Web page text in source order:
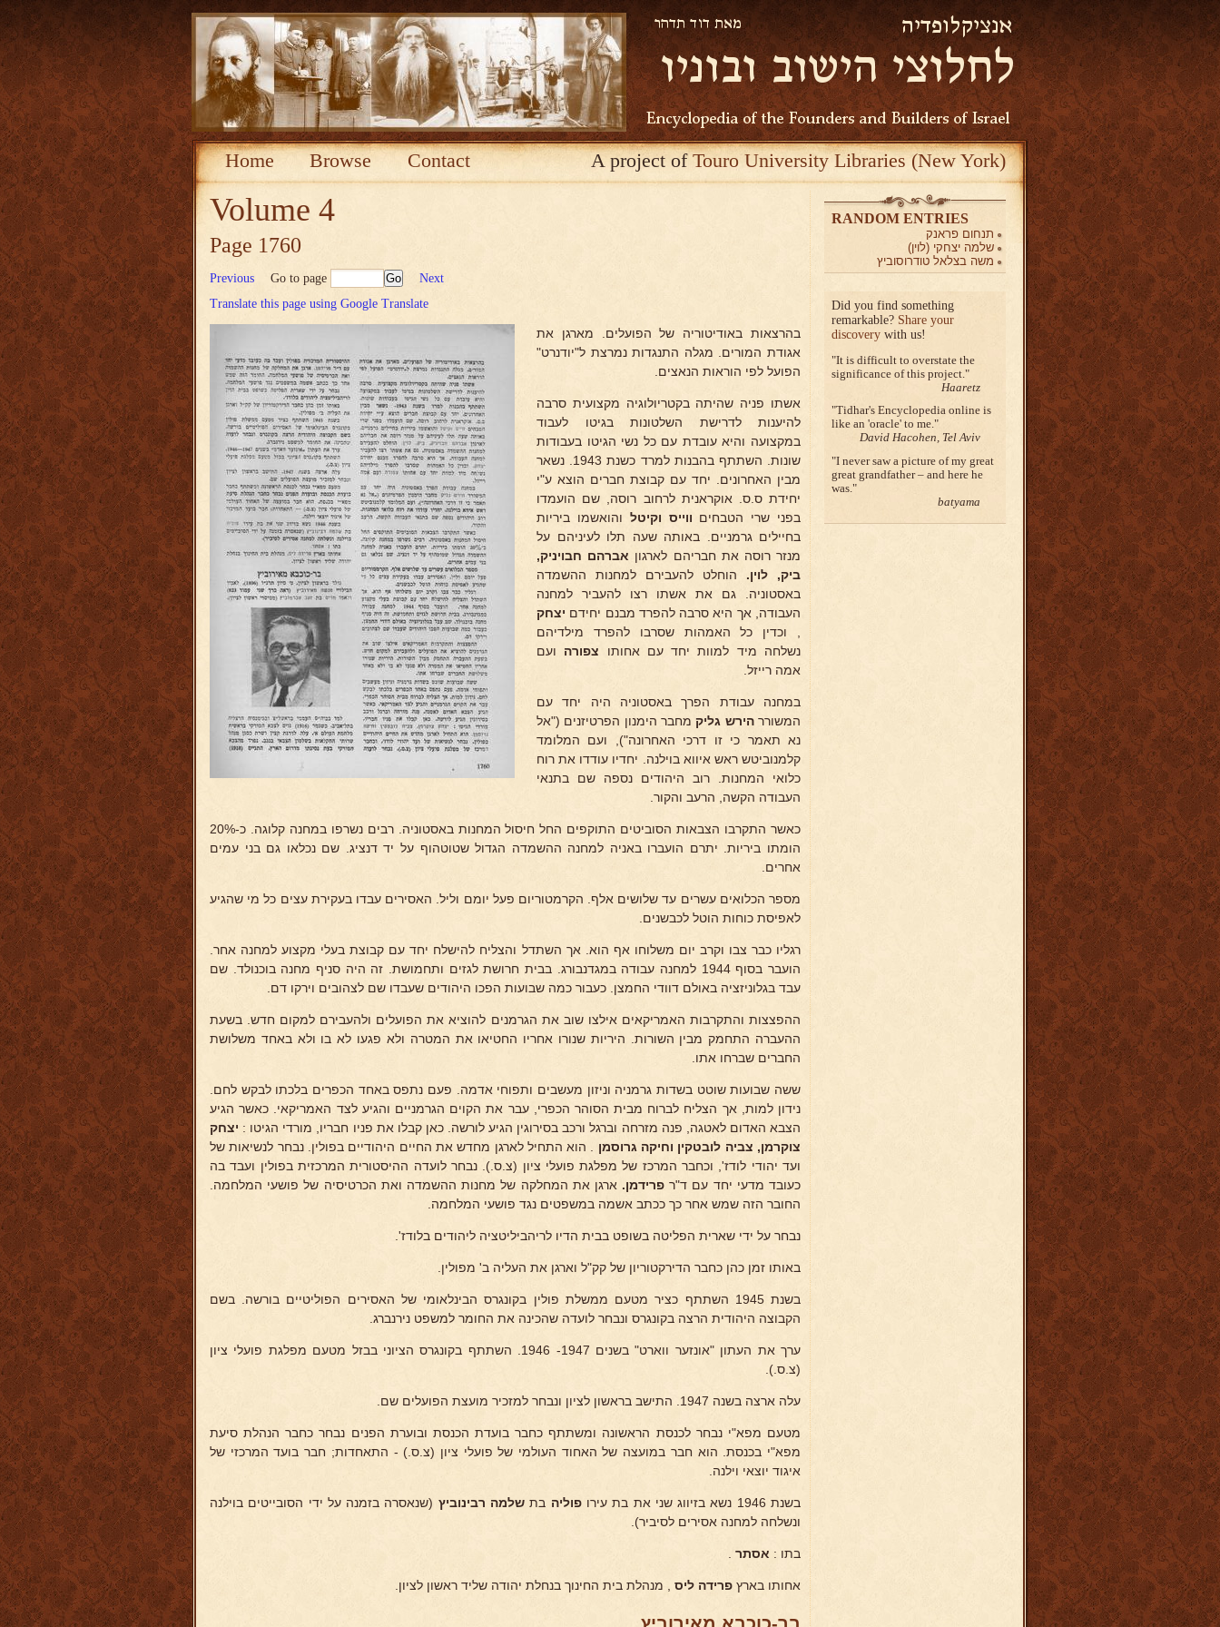
Home Browse Contact A project ofTouro University Libraries (New York)
Volume 4
Page 1760
Previous Go to page
Next
Translate this page using Google Translate
בהרצאות באודיטוריה של הפועלים. מארגן את
אגודת המורים. מגלה התנגדות נמרצת ל"יודנרט"
הפועל לפי הוראות הנאצים.
אשתו פניה שהיתה בקטריולוגיה מקצועית סרבה
להיענות לדרישת השלטונות בגיטו לעבוד
במקצועה והיא עובדת עם כל נשי הגיטו בעבודות
שונות. השתתף בהבנות למרד כשנת 1943. נשאר
מבין האחרונים. יחד עם קבוצת חברים הוצא ע"י
יחידת ס.ס. אוקראנית לרחוב רוסה, שם הועמדו
בפני שרי הטבחים ווייס וקיטל והואשמו ביריות
בחיילים גרמניים. באותה שעה תלו לעיניהם על
מנזר רוסה את חבריהם לארגון אברהם חבויניק,
ביק, לוין. הוחלט להעבירם למחנות ההשמדה
באסטוניה. גם את אשתו רצו להעביר למחנה
העבודה, אך היא סרבה להפרד מבנם יחידם יצחק
, וכדין כל האמהות שסרבו להפרד מילדיהם
נשלחה מיד למוות יחד עם אחותו צפורה ועם
אמה רייזל.
במחנה עבודת הפרך באסטוניה היה יחד עם
המשוררהירש גליק מחבר הימנון הפרטיזנים ("אל
נא תאמר כי זו דרכי האחרונה"), ועם המלומד
קלמנוביטש ראש איווא בוילנה. יחדיו עודדו את רוח
כלואי המחנות. רוב היהודים נספה שם בתנאי
העבודה הקשה, הרעב והקור.
כאשר התקרבו הצבאות הסוביטים התוקפים החל חיסול המחנות באסטוניה. רבים נשרפו במחנה קלוגה. כ-20%
הומתו ביריות. יתרם הועברו באניה למחנה ההשמדה הגדול שטוטהוף על יד דנציג. שם נכלאו גם בני עמים
אחרים.
מספר הכלואים עשרים עד שלושים אלף. הקרמטוריום פעל יומם וליל. האסירים עבדו בעקירת עצים כל מי שהגיע
לאפיסת כוחות הוטל לכבשנים.
רגליו כבר צבו וקרב יום משלוחו אף הוא. אך השתדל והצליח להישלח יחד עם קבוצת בעלי מקצוע למחנה אחר.
הועבר בסוף 1944 למחנה עבודה במגדנבורג. בבית חרושת לגזים ותחמושת. זה היה סניף מחנה בוכנולד. שם
עבד בגלוניזציה באולם דוודי החמצן. כעבור כמה שבועות הפכו היהודים שעבדו שם לצהובים וירקו דם.
ההפצצות והתקרבות האמריקאים אילצו שוב את הגרמנים להוציא את הפועלים ולהעבירם למקום חדש. בשעת
ההעברה התחמק מבין השורות. היריות שנורו אחריו החטיאו את המטרה ולא פגעו לא בו ולא באחד משלושת
החברים שברחו אתו.
ששה שבועות שוטט בשדות גרמניה וניזון מעשבים ותפוחי אדמה. פעם נתפס באחד הכפרים בלכתו לבקש לחם.
נידון למות, אך הצליח לברוח מבית הסוהר הכפרי, עבר את הקוים הגרמניים והגיע לצד האמריקאי. כאשר הגיע
הצבא האדום לאטגה, פנה מזרחה וברגל ורכב בסירוגין הגיע לורשה. כאן קבלו את פניו חבריו, מורדי הגיטו : יצחק
צוקרמן, צביה לובטקין וחיקה גרוסמן . הוא התחיל לארגן מחדש את החיים היהודיים בפולין. נבחר לנשיאות של
ועד יהודי לודז', וכחבר המרכז של מפלגת פועלי ציון (צ.ס.). נבחר לועדה ההיסטורית המרכזית בפולין ועבד בה
כעובד מדעי יחד עם ד"ר פרידמן. ארגן את המחלקה של מחנות ההשמדה ואת הכרטיסיה של פושעי המלחמה.
החובר הזה שמש אחר כך ככתב אשמה במשפטים נגד פושעי המלחמה.
נבחר על ידי שארית הפליטה בשופט בבית הדיו לריהביליטציה ליהודים בלודז'.
באותו זמן כהן כחבר הדירקטוריון של קק"ל וארגן את העליה ב' מפולין.
בשנת 1945 השתתף כציר מטעם ממשלת פולין בקונגרס הבינלאומי של האסירים הפוליטיים בורשה. בשם
הקבוצה היהודית הרצה בקונגרס ונבחר לועדה שהכינה את החומר למשפט נירנברג.
ערך את העתון "אונזער ווארט" בשנים 1947- 1946. השתתף בקונגרס הציוני בבזל מטעם מפלגת פועלי ציון
(צ.ס.).
עלה ארצה בשנה 1947. התישב בראשון לציון ונבחר למזכיר מועצת הפועלים שם.
מטעם מפא"י נבחר לכנסת הראשונה ומשתתף כחבר בועדת הכנסת ובוערת הפנים נבחר כחבר הנהלת סיעת
מפא"י בכנסת. הוא חבר במועצה של האחוד העולמי של פועלי ציון (צ.ס.) - התאחדות; חבר בועד המרכזי של
איגוד יוצאי וילנה.
בשנת 1946 נשא בזיווג שני את בת עירו פוליה בת שלמה רבינוביץ (שנאסרה בזמנה על ידי הסובייטים בוילנה
ונשלחה למחנה אסירים לסיביר).
בתו : אסתר
אחותו בארץ פרידה ליס , מנהלת בית החינוך בנחלת יהודה שליד ראשון לציון.
בר-כוכבא מאירוביץ
RANDOM ENTRIES
תנחום פראנק
שלמה יצחקי (לוין)
משה בצלאל טודרוסוביץ
Did you find something
remarkable? Share your
discovery with us!
It is difficult to overstate the
significance of this project.
Haaretz
Tidhar's Encyclopedia online is
like an 'oracle' to me.
David Hacohen, Tel Aviv
I never saw a picture of my great
great grandfather – and here he
was.
batyama